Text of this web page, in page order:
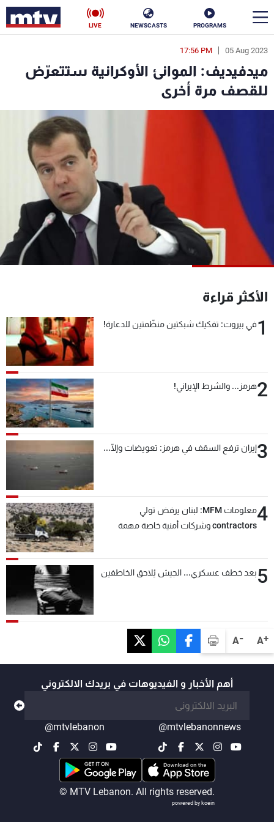
PROGRAMS
NEWSCASTS
LIVE
A+
A-
05 Aug 2023
17:56 PM
ميدفيديف: الموانئ الأوكرانية ستتعرّض
للقصف مرة أخرى
الأكثر قراءة
1في بيروت: تفكيك شبكتين منظّمتين للدعارة!
2هرمز... والشرط الإيراني!
3إيران ترفع السقف في هرمز: تعويضات وإلّا...
4
معلومات MFM: لبنان يرفض تولي
contractors وشركات أمنية خاصة مهمة
5بعد خطف عسكري... الجيش يُلاحق الخاطفين
أهم الأخبار و الفيديوهات في بريدك الالكتروني
@mtvlebanonnews
@mtvlebanon
© MTV Lebanon. All rights reserved.
powered by koein
en
الأخبار
سياسة ناس
منوعات
كأس العالم
البرامج
جدول البرامج
شاهد البرامج
الترددات
سياسة الخصوصية